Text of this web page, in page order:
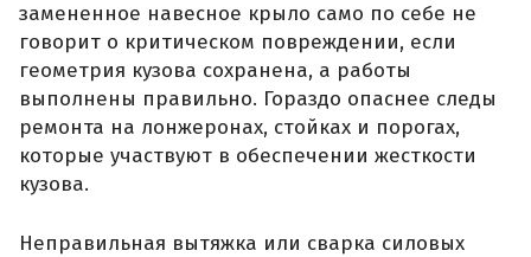
замененное навесное крыло само по себе не
говорит о критическом повреждении, если
геометрия кузова сохранена, а работы
выполнены правильно. Гораздо опаснее следы
ремонта на лонжеронах, стойках и порогах,
которые участвуют в обеспечении жесткости
кузова.
Неправильная вытяжка или сварка силовых